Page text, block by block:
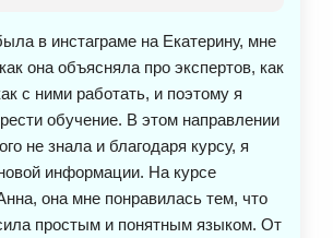
в инстаграме на Екатерину, мне
она объясняла про экспертов, как
с ними работать, и поэтому я
обучение. В этом направлении
не знала и благодаря курсу, я
информации. На курсе
она мне понравилась тем, что
простым и понятным языком. От